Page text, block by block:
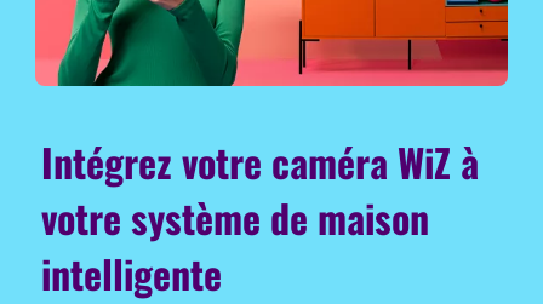
Intégrez votre caméra WiZ à
votre système de maison
intelligente